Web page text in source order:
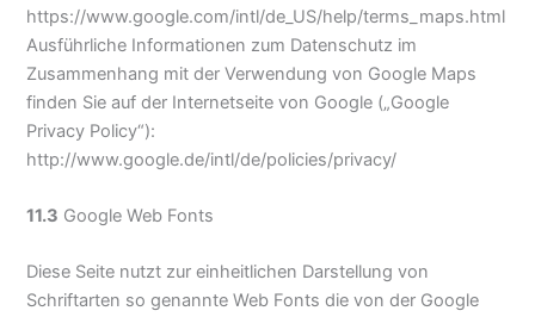
https://www.google.com/intl/de_US/help/terms_maps.html
Ausführliche Informationen zum Datenschutz im
Zusammenhang mit der Verwendung von Google Maps
finden Sie auf der Internetseite von Google („Google
Privacy Policy“):
http://www.google.de/intl/de/policies/privacy/
11.3 Google Web Fonts
Diese Seite nutzt zur einheitlichen Darstellung von
Schriftarten so genannte Web Fonts die von der Google